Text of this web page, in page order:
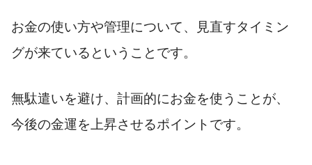
お金の使い方や管理について、見直すタイミン
グが来ているということです。
無駄遣いを避け、計画的にお金を使うことが、
今後の金運を上昇させるポイントです。